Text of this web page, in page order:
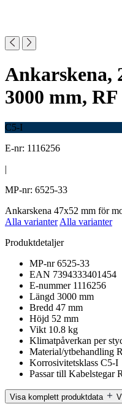
Ankarskena,
3000 mm, RF
C5-I
E-nr: 1116256
|
MP-nr: 6525-33
Ankarskena 47x52 mm för
Alla varianter Alla varianter
Produktdetaljer
MP-nr 6525-33
EAN 7394333401454
E-nummer 1116256
Längd 3000 mm
Bredd 47 mm
Höjd 52 mm
Vikt 10.8 kg
Klimatpåverkan per
Material/ytbehandling
Korrosivitetsklass C5-I
Passar till Kabelstegar
Visa komplett produktdata